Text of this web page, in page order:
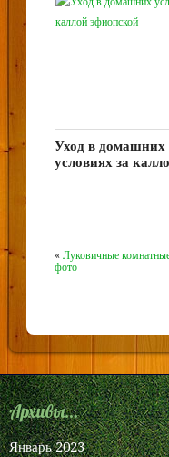
Уход в домашних
условиях за
« Луковичные
фото
Архивы...
Январь 2023